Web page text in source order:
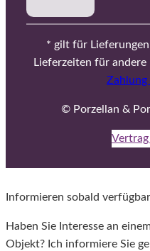
* gilt für
Lieferzeiten für
Zahlung
© Porzellan &
Informieren sobald verfügbar
Haben Sie Interesse an
Objekt? Ich informiere Sie